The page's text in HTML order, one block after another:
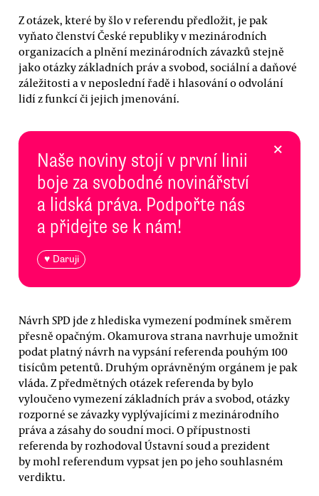
Z otázek, které by šlo v referendu předložit, je pak
vyňato členství České republiky v mezinárodních
organizacích a plnění mezinárodních závazků stejně
jako otázky základních práv a svobod, sociální a daňové
záležitosti a v neposlední řadě i hlasování o odvolání
lidí z funkcí či jejich jmenování.
Naše noviny stojí v první linii
boje za svobodné novinářství
a lidská práva. Podpořte nás
a přidejte se k nám!
♥ Daruji
×
Návrh SPD jde z hlediska vymezení podmínek směrem
přesně opačným. Okamurova strana navrhuje umožnit
podat platný návrh na vypsání referenda pouhým 100
tisícům petentů. Druhým oprávněným orgánem je pak
vláda. Z předmětných otázek referenda by bylo
vyloučeno vymezení základních práv a svobod, otázky
rozporné se závazky vyplývajícími z mezinárodního
práva a zásahy do soudní moci. O přípustnosti
referenda by rozhodoval Ústavní soud a prezident
by mohl referendum vypsat jen po jeho souhlasném
verdiktu.